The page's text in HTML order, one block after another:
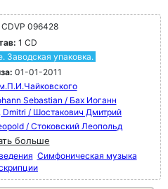
CDVP 096428
1 CD
Заводская упаковка.
01-01-2011
Sebastian / Бах Иоганн
Dmitri / Шостакович Дмитрий
/ Стоковский Леопольд
больше
Симфоническая музыка